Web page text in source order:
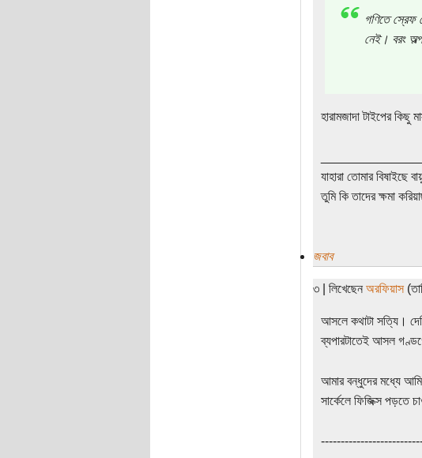
গণিতে স্রেফ
নেই। বরং
হারামজাদা টাইপের
যাহারা তোমার বিষাইছে
তুমি কি তাদের ক্ষমা
জবাব
৩ | লিখেছেন অরফিয়াস
আসলে কথাটা সত্যি।
ব্যপারটাতেই আসল
আমার বন্ধুদের মধ্যে
সার্কেলে ফিজিক্স পড়তে